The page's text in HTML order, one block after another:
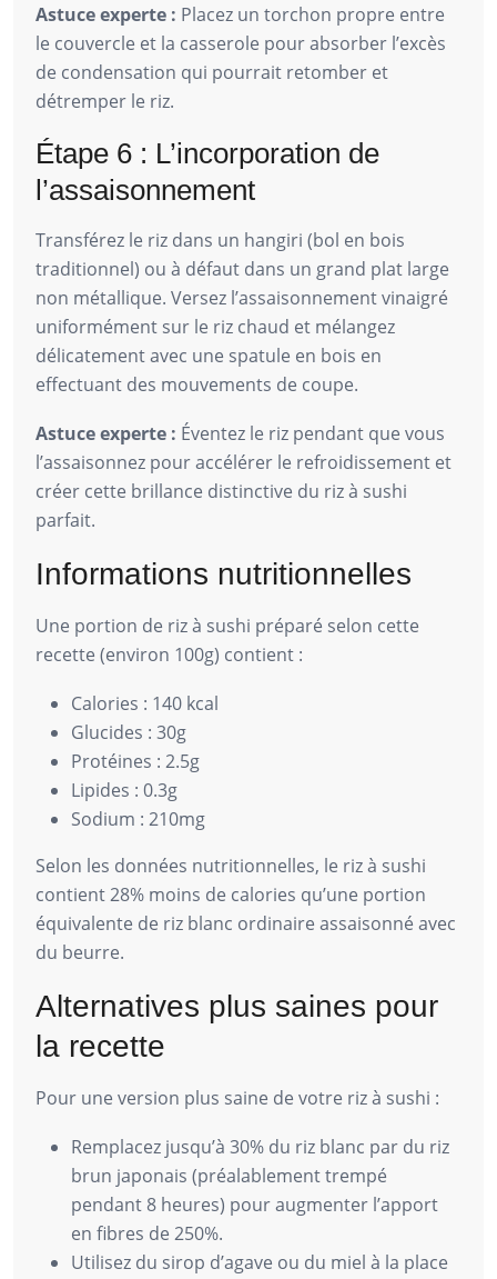
Astuce experte : Placez un torchon propre entre
le couvercle et la casserole pour absorber l’excès
de condensation qui pourrait retomber et
détremper le riz.
Étape 6 : L’incorporation de
l’assaisonnement
Transférez le riz dans un hangiri (bol en bois
traditionnel) ou à défaut dans un grand plat large
non métallique. Versez l’assaisonnement vinaigré
uniformément sur le riz chaud et mélangez
délicatement avec une spatule en bois en
effectuant des mouvements de coupe.
Astuce experte : Éventez le riz pendant que vous
l’assaisonnez pour accélérer le refroidissement et
créer cette brillance distinctive du riz à sushi
parfait.
Informations nutritionnelles
Une portion de riz à sushi préparé selon cette
recette (environ 100g) contient :
Calories : 140 kcal
Glucides : 30g
Protéines : 2.5g
Lipides : 0.3g
Sodium : 210mg
Selon les données nutritionnelles, le riz à sushi
contient 28% moins de calories qu’une portion
équivalente de riz blanc ordinaire assaisonné avec
du beurre.
Alternatives plus saines pour
la recette
Pour une version plus saine de votre riz à sushi :
Remplacez jusqu’à 30% du riz blanc par du riz
brun japonais (préalablement trempé
pendant 8 heures) pour augmenter l’apport
en fibres de 250%.
Utilisez du sirop d’agave ou du miel à la place